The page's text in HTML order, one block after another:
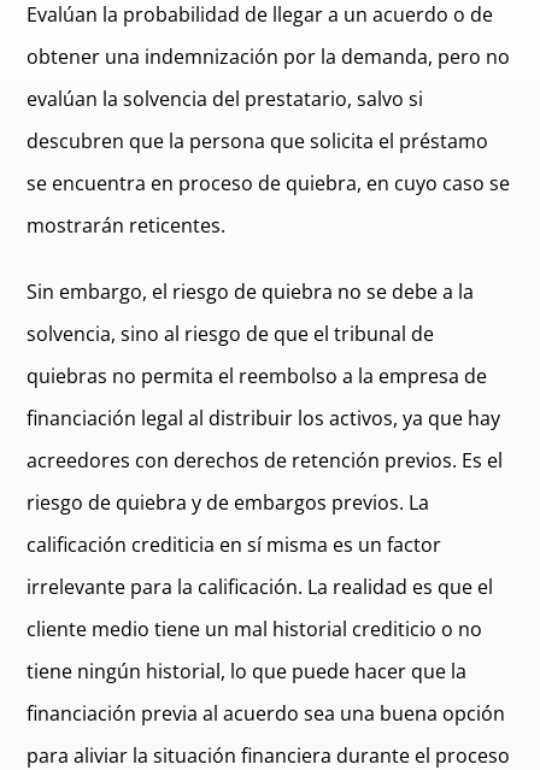
Evalúan la probabilidad de llegar a un acuerdo o de
obtener una indemnización por la demanda, pero no
evalúan la solvencia del prestatario, salvo si
descubren que la persona que solicita el préstamo
se encuentra en proceso de quiebra, en cuyo caso se
mostrarán reticentes.
Sin embargo, el riesgo de quiebra no se debe a la
solvencia, sino al riesgo de que el tribunal de
quiebras no permita el reembolso a la empresa de
financiación legal al distribuir los activos, ya que hay
acreedores con derechos de retención previos. Es el
riesgo de quiebra y de embargos previos. La
calificación crediticia en sí misma es un factor
irrelevante para la calificación. La realidad es que el
cliente medio tiene un mal historial crediticio o no
tiene ningún historial, lo que puede hacer que la
financiación previa al acuerdo sea una buena opción
para aliviar la situación financiera durante el proceso